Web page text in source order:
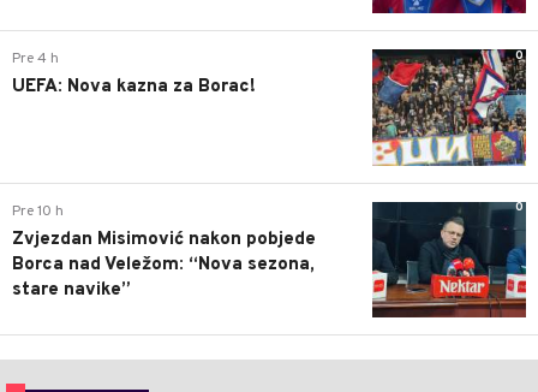
0
Pre 4 h
UEFA: Nova kazna za Borac!
0
Pre 10 h
Zvjezdan Misimović nakon pobjede
Borca nad Veležom: “Nova sezona,
stare navike”